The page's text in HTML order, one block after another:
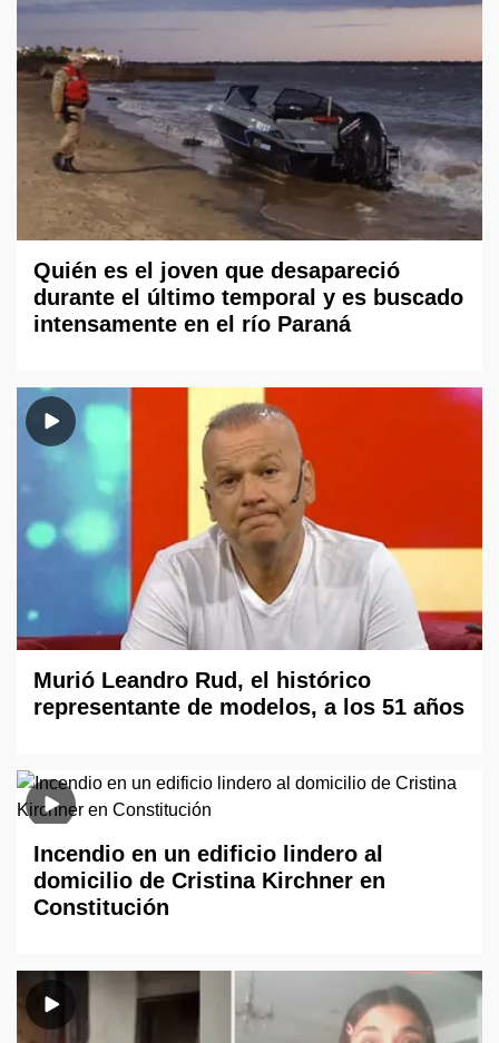
Quién es el joven que desapareció
durante el último temporal y es buscado
intensamente en el río Paraná
Murió Leandro Rud, el histórico
representante de modelos, a los 51 años
Incendio en un edificio lindero al
domicilio de Cristina Kirchner en
Constitución